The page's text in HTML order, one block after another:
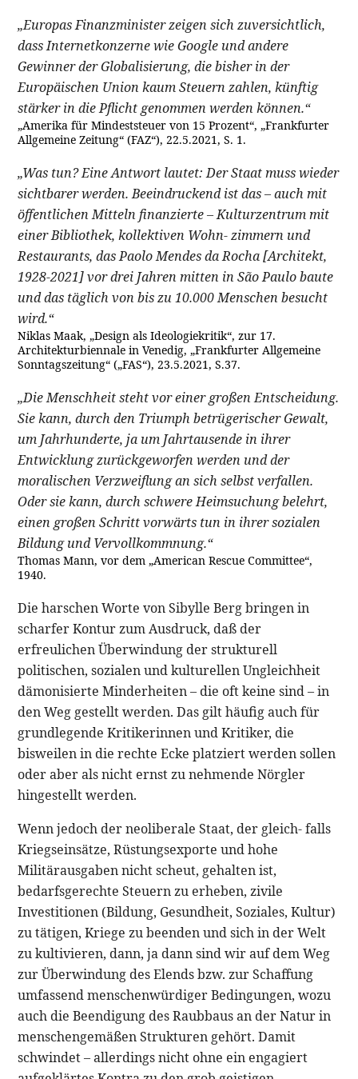
„Europas Finanzminister zeigen sich zuversichtlich,
dass Internetkonzerne wie Google und andere
Gewinner der Globalisierung, die bisher in der
Europäischen Union kaum Steuern zahlen, künftig
stärker in die Pflicht genommen werden können.“
„Amerika für Mindeststeuer von 15 Prozent“, „Frankfurter
Allgemeine Zeitung“ (FAZ“), 22.5.2021, S. 1.
„Was tun? Eine Antwort lautet: Der Staat muss wieder
sichtbarer werden. Beeindruckend ist das – auch mit
öffentlichen Mitteln finanzierte – Kulturzentrum mit
einer Bibliothek, kollektiven Wohn- zimmern und
Restaurants, das Paolo Mendes da Rocha [Architekt,
1928-2021] vor drei Jahren mitten in São Paulo baute
und das täglich von bis zu 10.000 Menschen besucht
wird.“
Niklas Maak, „Design als Ideologiekritik“, zur 17.
Architekturbiennale in Venedig, „Frankfurter Allgemeine
Sonntagszeitung“ („FAS“), 23.5.2021, S.37.
„Die Menschheit steht vor einer großen Entscheidung.
Sie kann, durch den Triumph betrügerischer Gewalt,
um Jahrhunderte, ja um Jahrtausende in ihrer
Entwicklung zurückgeworfen werden und der
moralischen Verzweiflung an sich selbst verfallen.
Oder sie kann, durch schwere Heimsuchung belehrt,
einen großen Schritt vorwärts tun in ihrer sozialen
Bildung und Vervollkommnung.“
Thomas Mann, vor dem „American Rescue Committee“,
1940.
Die harschen Worte von Sibylle Berg bringen in
scharfer Kontur zum Ausdruck, daß der
erfreulichen Überwindung der strukturell
politischen, sozialen und kulturellen Ungleichheit
dämonisierte Minderheiten – die oft keine sind – in
den Weg gestellt werden. Das gilt häufig auch für
grundlegende Kritikerinnen und Kritiker, die
bisweilen in die rechte Ecke platziert werden sollen
oder aber als nicht ernst zu nehmende Nörgler
hingestellt werden.
Wenn jedoch der neoliberale Staat, der gleich- falls
Kriegseinsätze, Rüstungsexporte und hohe
Militärausgaben nicht scheut, gehalten ist,
bedarfsgerechte Steuern zu erheben, zivile
Investitionen (Bildung, Gesundheit, Soziales, Kultur)
zu tätigen, Kriege zu beenden und sich in der Welt
zu kultivieren, dann, ja dann sind wir auf dem Weg
zur Überwindung des Elends bzw. zur Schaffung
umfassend menschenwürdiger Bedingungen, wozu
auch die Beendigung des Raubbaus an der Natur in
menschengemäßen Strukturen gehört. Damit
schwindet – allerdings nicht ohne ein engagiert